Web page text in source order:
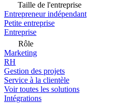
Taille de l'entreprise
Entrepreneur indépendant
Petite entreprise
Entreprise
Rôle
Marketing
RH
Gestion des projets
Service à la clientèle
Voir toutes les solutions
Intégrations